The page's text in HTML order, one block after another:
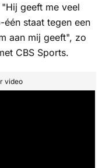
geeft me veel
staat tegen een
aan mij geeft", zo
CBS Sports.
video